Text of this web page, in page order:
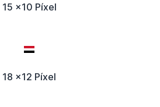
15 x10 Píxel
18 x12 Píxel